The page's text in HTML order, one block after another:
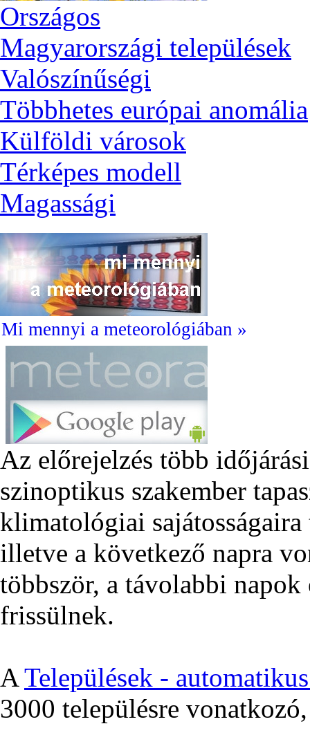
Országos
Magyarországi települések
Valószínűségi
Többhetes európai anomália
Külföldi városok
Térképes modell
Magassági
Mi mennyi a meteorológiában »
Az előrejelzés több
szinoptikus szakember
klimatológiai
illetve a következő napra
többször, a távolabbi napok
frissülnek.
ATelepülések -
3000 településre